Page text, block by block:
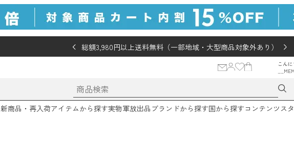
総額3,980円以上送料無料（一部地域・大型商品対象外あり）
こんに
新商品・再入荷アイテムから探す実物軍放出品 ブランドから探す国から探すコンテンツ ス